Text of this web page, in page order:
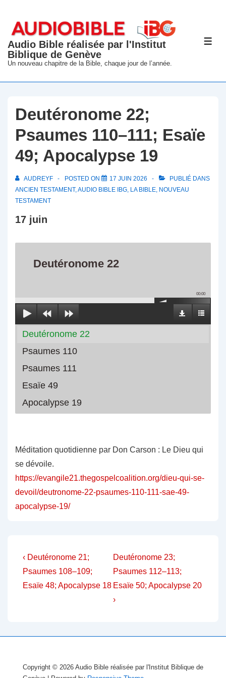
passer
contenu
principal
Audio Bible réalisée par l'Institut
Biblique de Genève
Un nouveau chapitre de la Bible, chaque jour de l’année.
Deutéronome 22;
Psaumes 110–111; Esaïe
49; Apocalypse 19
AUDREYF POSTED ON 17 JUIN 2026
PUBLIÉ DANS
ANCIEN TESTAMENT,AUDIO BIBLE IBG, LA BIBLE, NOUVEAU
TESTAMENT
17 juin
Deutéronome 22
00:00
Deutéronome 22
Psaumes 110
Psaumes 111
Esaïe 49
Apocalypse 19
Méditation quotidienne par Don Carson : Le Dieu qui
se dévoile.
https://evangile21.thegospelcoalition.org/dieu-qui-se-
devoil/deutronome-22-psaumes-110-111-sae-49-
apocalypse-19/
Navigation
de
l’article
Previous
Post
is
‹ Deutéronome 21;
Psaumes 108–109;
Esaïe 48; Apocalypse 18
Next
Post
is
Deutéronome 23;
Psaumes 112–113;
Esaïe 50; Apocalypse 20
›
Copyright © 2026 Audio Bible réalisée par l'Institut Biblique de